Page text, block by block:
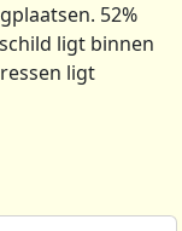
52%
ligt binnen
ligt